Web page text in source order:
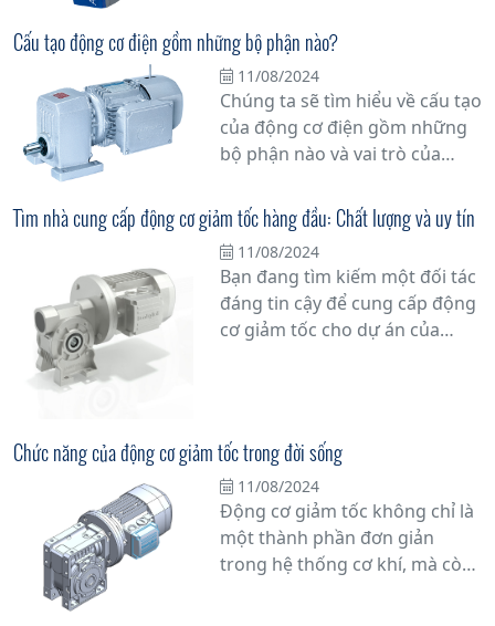
cho nhu cầu của bạn. Trong bài
viết này, chúng tôi sẽ giải thích
chi tiết về lợi ích và ưu việt của
việc sử dụng biến tần trong
điều khiển động cơ.
Cấu tạo động cơ điện gồm những bộ phận nào?
11/08/2024
Chúng ta sẽ tìm hiểu về cấu tạo
của động cơ điện gồm những
bộ phận nào và vai trò của
động của động cơ.
Tìm nhà cung cấp động cơ giảm tốc hàng đầu: Chất lượng và uy tín
11/08/2024
Bạn đang tìm kiếm một đối tác
đáng tin cậy để cung cấp động
cơ giảm tốc cho dự án của
chất lượng và uy tín, nhà cung
cấp động cơ giảm tốc hàng
đầu sẽ đồng hành cùng bạn
trong mọi công việc.
Chức năng của động cơ giảm tốc trong đời sống
11/08/2024
Động cơ giảm tốc không chỉ là
một thành phần đơn giản
trong hệ thống cơ khí, mà còn